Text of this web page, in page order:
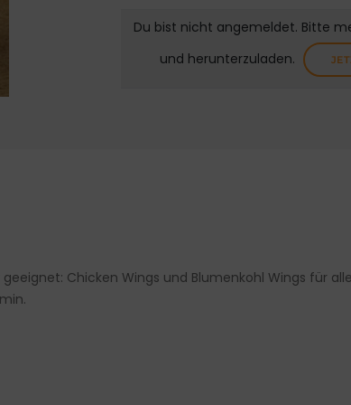
Du bist nicht angemeldet. Bitte
und herunterzuladen.
Chicken Wings und Blumenkohl Wings für